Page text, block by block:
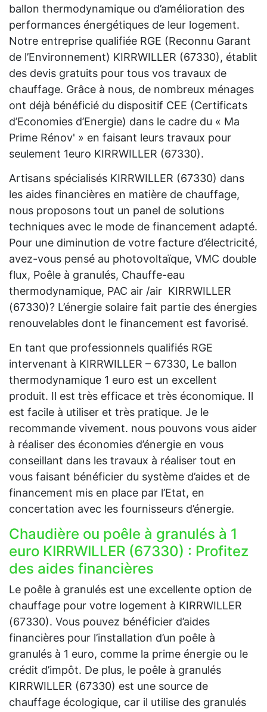
ballon thermodynamique ou d’amélioration des
performances énergétiques de leur logement.
Notre entreprise qualifiée RGE (Reconnu Garant
de l’Environnement) KIRRWILLER (67330), établit
des devis gratuits pour tous vos travaux de
chauffage. Grâce à nous, de nombreux ménages
ont déjà bénéficié du dispositif CEE (Certificats
d’Economies d’Energie) dans le cadre du « Ma
Prime Rénov' » en faisant leurs travaux pour
seulement 1euro KIRRWILLER (67330).
Artisans spécialisés KIRRWILLER (67330) dans
les aides financières en matière de chauffage,
nous proposons tout un panel de solutions
techniques avec le mode de financement adapté.
Pour une diminution de votre facture d’électricité,
avez-vous pensé au photovoltaïque, VMC double
flux, Poêle à granulés, Chauffe-eau
thermodynamique, PAC air /air KIRRWILLER
(67330)? L’énergie solaire fait partie des énergies
renouvelables dont le financement est favorisé.
En tant que professionnels qualifiés RGE
intervenant à KIRRWILLER – 67330, Le ballon
thermodynamique 1 euro est un excellent
produit. Il est très efficace et très économique. Il
est facile à utiliser et très pratique. Je le
recommande vivement. nous pouvons vous aider
à réaliser des économies d’énergie en vous
conseillant dans les travaux à réaliser tout en
vous faisant bénéficier du système d’aides et de
financement mis en place par l’Etat, en
concertation avec les fournisseurs d’énergie.
Chaudière ou poêle à granulés à 1
euro KIRRWILLER (67330) : Profitez
des aides financières
Le poêle à granulés est une excellente option de
chauffage pour votre logement à KIRRWILLER
(67330). Vous pouvez bénéficier d’aides
financières pour l’installation d’un poêle à
granulés à 1 euro, comme la prime énergie ou le
crédit d’impôt. De plus, le poêle à granulés
KIRRWILLER (67330) est une source de
chauffage écologique, car il utilise des granulés